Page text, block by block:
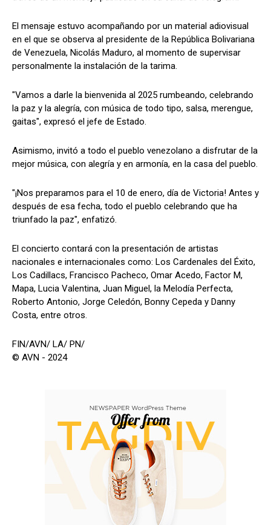
El mensaje estuvo acompañando por un material adiovisual
en el que se observa al presidente de la República Bolivariana
de Venezuela, Nicolás Maduro, al momento de supervisar
personalmente la instalación de la tarima.
"Vamos a darle la bienvenida al 2025 rumbeando, celebrando
la paz y la alegría, con música de todo tipo, salsa, merengue,
gaitas", expresó el jefe de Estado.
Asimismo, invitó a todo el pueblo venezolano a disfrutar de la
mejor música, con alegría y en armonía, en la casa del pueblo.
"¡Nos preparamos para el 10 de enero, día de Victoria! Antes y
después de esa fecha, todo el pueblo celebrando que ha
triunfado la paz", enfatizó.
El concierto contará con la presentación de artistas
nacionales e internacionales como: Los Cardenales del Éxito,
Los Cadillacs, Francisco Pacheco, Omar Acedo, Factor M,
Mapa, Lucia Valentina, Juan Miguel, la Melodía Perfecta,
Roberto Antonio, Jorge Celedón, Bonny Cepeda y Danny
Costa, entre otros.
FIN/AVN/ LA/ PN/
© AVN - 2024